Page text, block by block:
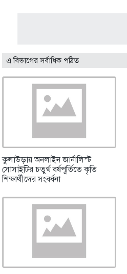
এ বিভাগের সর্বাধিক পঠিত
কুলাউড়ায় অনলাইন জার্নালিস্ট
সোসাইটির চতুর্থ বর্ষপূর্তিতে কৃতি
শিক্ষার্থীদের সংবর্ধনা